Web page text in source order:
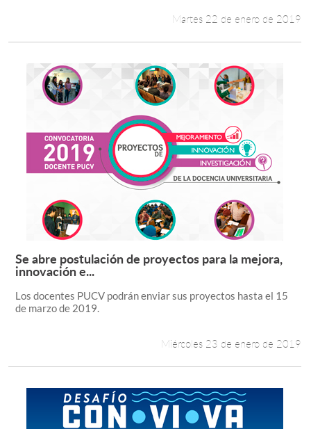
Martes 22 de enero de 2019
Leer más +
Se abre postulación de proyectos para la mejora,
innovación e...
Los docentes PUCV podrán enviar sus proyectos hasta el 15
de marzo de 2019.
Miércoles 23 de enero de 2019